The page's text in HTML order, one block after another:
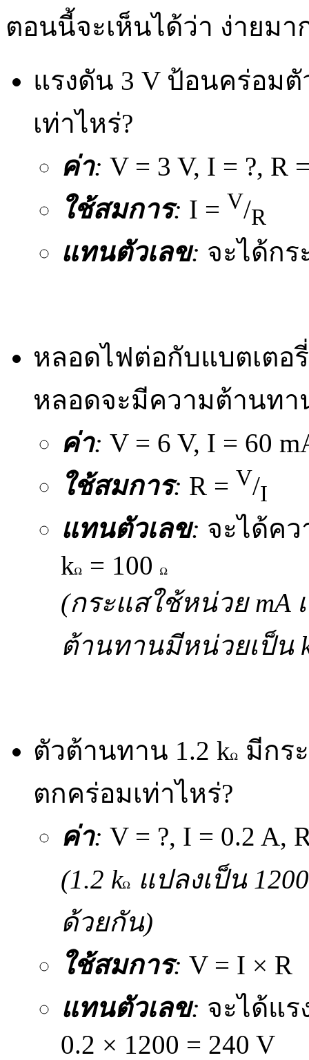
ตอนนี้จะเห็นได้ว่า ง่ายมา
แรงดัน 3 V ป้อนคร่อม
เท่าไหร่?
ค่า: V = 3 V, I = ?, R
ใช้สมการ: I = V/R
แทนตัวเลข: จะได้ก
หลอดไฟต่อกับแบตเตอ
หลอดจะมีความต้านทา
ค่า: V = 6 V, I = 60
ใช้สมการ: R = V/I
แทนตัวเลข: จะได้ค
k = 100
(กระแสใช้หน่วย mA
ต้านทานมีหน่วยเป็น
ตัวต้านทาน 1.2 k มีกร
ตกคร่อมเท่าไหร่?
ค่า: V = ?, I = 0.2 A,
(1.2 k
แปลงเป็น
ด้วยกัน)
ใช้สมการ: V = I × R
แทนตัวเลข: จะได้แ
0.2 × 1200 = 240 V